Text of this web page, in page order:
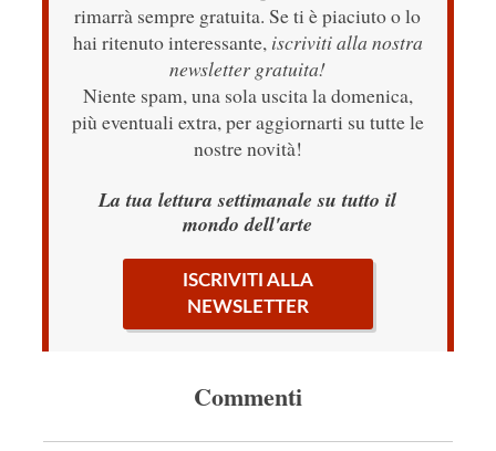
rimarrà sempre gratuita. Se ti è piaciuto o lo
hai ritenuto interessante, iscriviti alla nostra
newsletter gratuita!
Niente spam, una sola uscita la domenica,
più eventuali extra, per aggiornarti su tutte le
nostre novità!
La tua lettura settimanale su tutto il
mondo dell'arte
ISCRIVITI ALLA
NEWSLETTER
Commenti